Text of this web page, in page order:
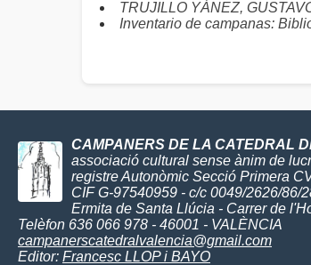
TRUJILLO YÁNEZ,
Inventario de campanas:
CAMPANERS DE LA CATEDRAL
associació cultural sense ànim de
registre Autonòmic Secció Primera
CIF G-97540959 - c/c 0049/2626/86/
Ermita de Santa Llúcia - Carrer de
Telèfon 636 066 978 - 46001 - VALÈNCIA
campanerscatedralvalencia@gmail.com
Editor: Francesc LLOP i BAYO